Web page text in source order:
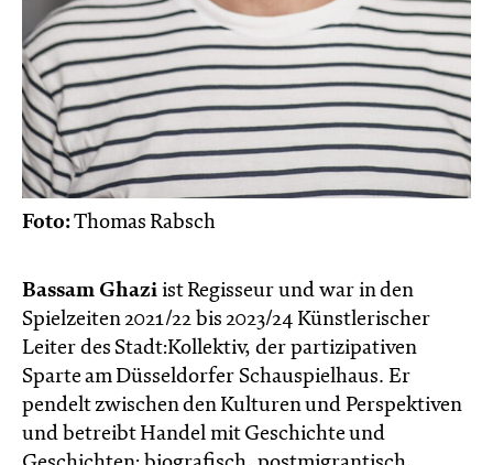
Foto:Thomas Rabsch
Bassam Ghazi ist Regisseur und war in den
Spielzeiten 2021/22 bis 2023/24 Künstlerischer
Leiter des Stadt:Kollektiv, der partizipativen
Sparte am Düsseldorfer Schauspielhaus. Er
pendelt zwischen den Kulturen und Perspektiven
und betreibt Handel mit Geschichte und